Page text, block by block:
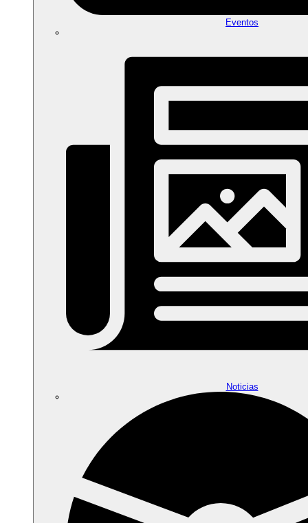
Eventos
Noticias